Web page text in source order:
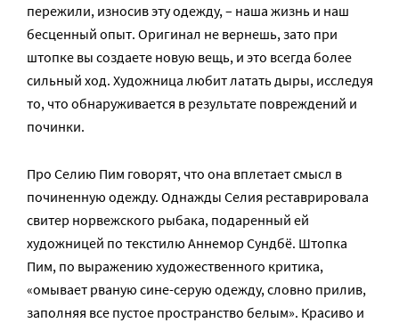
пережили, износив эту одежду, – наша жизнь и наш
бесценный опыт. Оригинал не вернешь, зато при
штопке вы создаете новую вещь, и это всегда более
сильный ход. Художница любит латать дыры, исследуя
то, что обнаруживается в результате повреждений и
починки.
Про Селию Пим говорят, что она вплетает смысл в
починенную одежду. Однажды Селия реставрировала
свитер норвежского рыбака, подаренный ей
художницей по текстилю Аннемор Сундбё. Штопка
Пим, по выражению художественного критика,
«омывает рваную сине-серую одежду, словно прилив,
заполняя все пустое пространство белым». Красиво и